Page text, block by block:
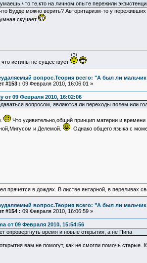
те,кто на личном опыте пережили
Будде можно верить? Авторитаризм-то у
скучает
что истины не существует
вопрос.Теория всего: "А был ли
#153 : 09 Февраля 2010, 16:06:01 »
от 09 Февраля 2010, 16:02:06
вопросом, являются ли переходы полем или
Что удивительно,общий принцип материи и
и Делемой.
Однако общего языка с
прячется в дождях. В листве янтарной, в переливах
вопрос.Теория всего: "А был ли
#154 : 09 Февраля 2010, 16:06:59 »
от 09 Февраля 2010, 15:54:56
опровергнуть время и новые открытия, а не Пипа
вам не помогут, как не смогли помочь старые.